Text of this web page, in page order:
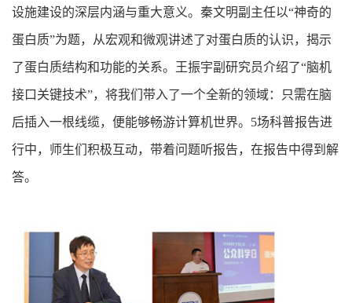
设施建设的深层内涵与重大意义。秦文明副主任以“神奇的
蛋白质”为题，从宏观和微观讲述了对蛋白质的认识，揭示
了蛋白质结构和功能的关系。王振宇副研究员介绍了“脑机
接口关键技术”，将我们带入了一个全新的领域：只需在脑
后插入一根线缆，便能够畅游计算机世界。5场科普报告进
行中，师生们积极互动，带着问题听报告，在报告中得到解
答。